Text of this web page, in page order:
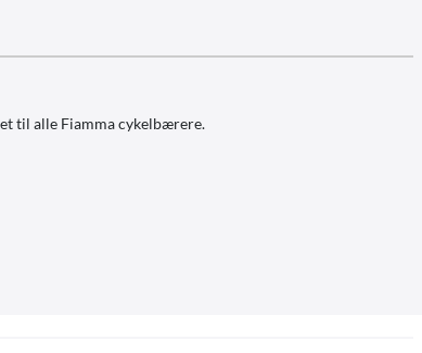
til alle Fiamma cykelbærere.